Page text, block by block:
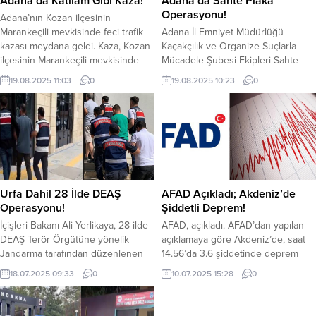
Müdürlüğüyle...
Adana’nın Kozan ilçesinin
Marankeçili mevkisinde feci trafik
kazası meydana geldi. Kaza, Kozan
ilçesinin Marankeçili mevkisinde
Engin Eldaş’ın kullandığı araç
henüz bilinmeyen bir nedenle 70
metrelik uçuruma yuvarlanmasıyla
meydana geldi. Kaza sonucunda 1’i
çocuk 5 kişi hayatını kaybetti.
Çevredekilerin İhbarı üzerine olay
yerine jandarma, itfaiye ve sağlık
ekipleri sevk edildi. Uçuruma...
19.08.2025 11:03 0
Operasyonu!
Adana İl Emniyet Müdürlüğü
Kaçakçılık ve Organize Suçlarla
Mücadele Şubesi Ekipleri Sahte
plaka çetesine operasyon yaptı.
Kaçakçılık ve Organize Suçlarla
Mücadele Şubesi Ekipleri, Sarıçam
ilçesinde bir oto yıkamada sahte
plaka olduğu bilgisi aldı. Alınan
bilgiye göre oto yıkamaya
operasyon düzenledi. Operasyon
sonucunda 27 adet sahte plaka ele
geçirildi. 1 zanlı...
19.08.2025 10:23 0
Urfa Dahil 28 İlde DEAŞ
Operasyonu!
İçişleri Bakanı Ali Yerlikaya, 28 ilde
DEAŞ Terör Örgütüne yönelik
Jandarma tarafından düzenlenen
operasyonlarda; 153 şüpheli
yakalandı. Adana, Antalya, Aydın,
Bursa, Çankırı, Çorum, Eskişehir,
Gaziantep, Hatay, İstanbul, İzmir,
18.07.2025 09:33 0
AFAD Açıkladı; Akdeniz’de
Şiddetli Deprem!
AFAD, açıkladı. AFAD’dan yapılan
açıklamaya göre Akdeniz’de, saat
14.56’da 3.6 şiddetinde deprem
oldu. Afet ve Acil Durum Yönetimi
Başkanlığı (AFAD) sosyal medya
10.07.2025 15:28 0